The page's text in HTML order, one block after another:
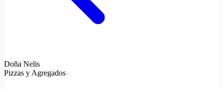
Doña Nelis
Pizzas y Agregados